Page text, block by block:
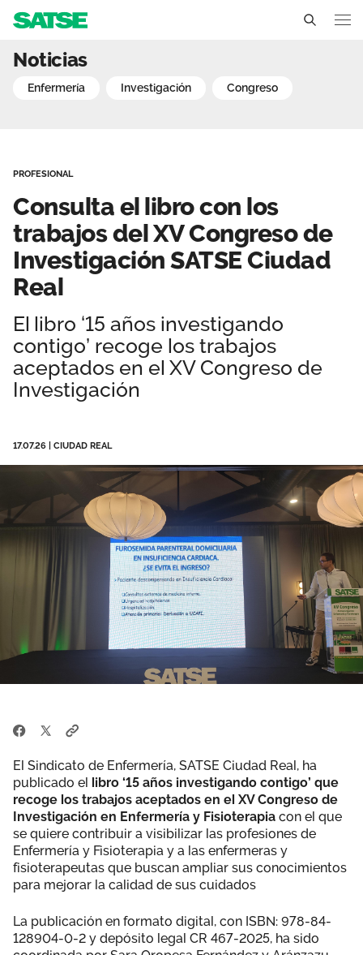
Delegados Sindicales
Estructura organizativa
Transparencia
Secciones sindicales
Servicios
Actualidad
Temas
Sala de prensa
Documentos
Castilla La Mancha
Contáctanos
Consulta el libro con los
Noticias
enfermería investigación congreso
PROFESIONAL
Consulta el libro con los
trabajos del XV Congreso de
Investigación SATSE Ciudad
Real
El libro ‘15 años investigando
contigo’ recoge los trabajos
aceptados en el XV Congreso de
Investigación
17.07.26 CIUDAD REAL
El Sindicato de Enfermería, SATSE Ciudad Real, ha
publicado el libro ‘15 años investigando contigo’ que
recoge los trabajos aceptados en el XV Congreso de
Investigación en Enfermería y Fisioterapia con el que
se quiere contribuir a visibilizar las profesiones de
Enfermería y Fisioterapia y a las enfermeras y
fisioterapeutas que buscan ampliar sus conocimientos
para mejorar la calidad de sus cuidados
La publicación en formato digital, con ISBN: 978-84-
128904-0-2 y depósito legal CR 467-2025, ha sido